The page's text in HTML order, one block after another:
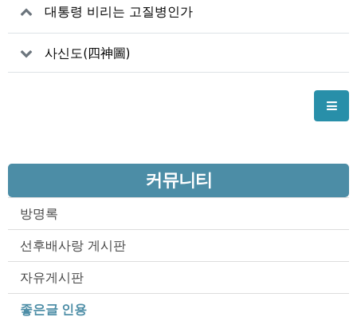
대통령 비리는 고질병인가
사신도(四神圖)
커뮤니티
방명록
선후배사랑 게시판
자유게시판
좋은글 인용